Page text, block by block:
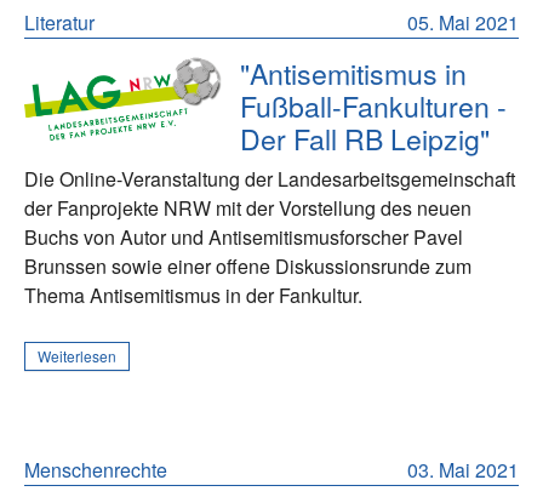
05. Mai 2021
Literatur
"Antisemitismus in
Fußball-Fankulturen -
Der Fall RB Leipzig"
Die Online-Veranstaltung der Landesarbeitsgemeinschaft
der Fanprojekte NRW mit der Vorstellung des neuen
Buchs von Autor und Antisemitismusforscher Pavel
Brunssen sowie einer offene Diskussionsrunde zum
Thema Antisemitismus in der Fankultur.
Weiterlesen
03. Mai 2021
Menschenrechte